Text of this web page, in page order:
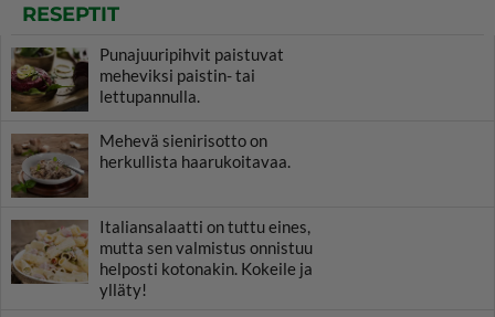
RESEPTIT
Punajuuripihvit paistuvat
meheviksi paistin- tai
lettupannulla.
Mehevä sienirisotto on
herkullista haarukoitavaa.
Italiansalaatti on tuttu eines,
mutta sen valmistus onnistuu
helposti kotonakin. Kokeile ja
ylläty!